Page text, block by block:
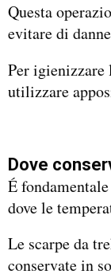
Questa
evitare di
Per igienizzare
utilizzare
Dove
É
dove le
Le scarpe da
conservate in